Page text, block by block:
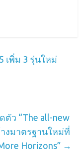
เพิ่ม 3 รุ่นใหม่
ตัว “The all-new
งมาตรฐานใหม่ที่
Horizons” →